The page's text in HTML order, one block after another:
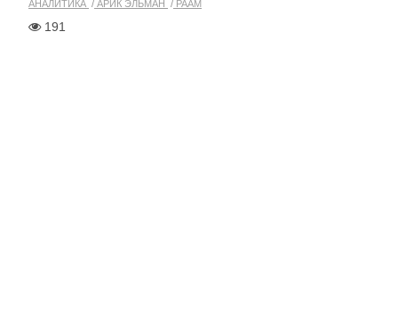
АНАЛИТИКА АРИК ЭЛЬМАН РААМ
191